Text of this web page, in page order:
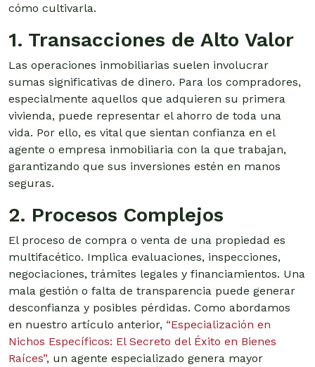
cómo cultivarla.
1. Transacciones de Alto Valor
Las operaciones inmobiliarias suelen involucrar
sumas significativas de dinero. Para los compradores,
especialmente aquellos que adquieren su primera
vivienda, puede representar el ahorro de toda una
vida. Por ello, es vital que sientan confianza en el
agente o empresa inmobiliaria con la que trabajan,
garantizando que sus inversiones estén en manos
seguras.
2. Procesos Complejos
El proceso de compra o venta de una propiedad es
multifacético. Implica evaluaciones, inspecciones,
negociaciones, trámites legales y financiamientos. Una
mala gestión o falta de transparencia puede generar
desconfianza y posibles pérdidas. Como abordamos
en nuestro artículo anterior, “Especialización en
Nichos Específicos: El Secreto del Éxito en Bienes
Raíces”, un agente especializado genera mayor